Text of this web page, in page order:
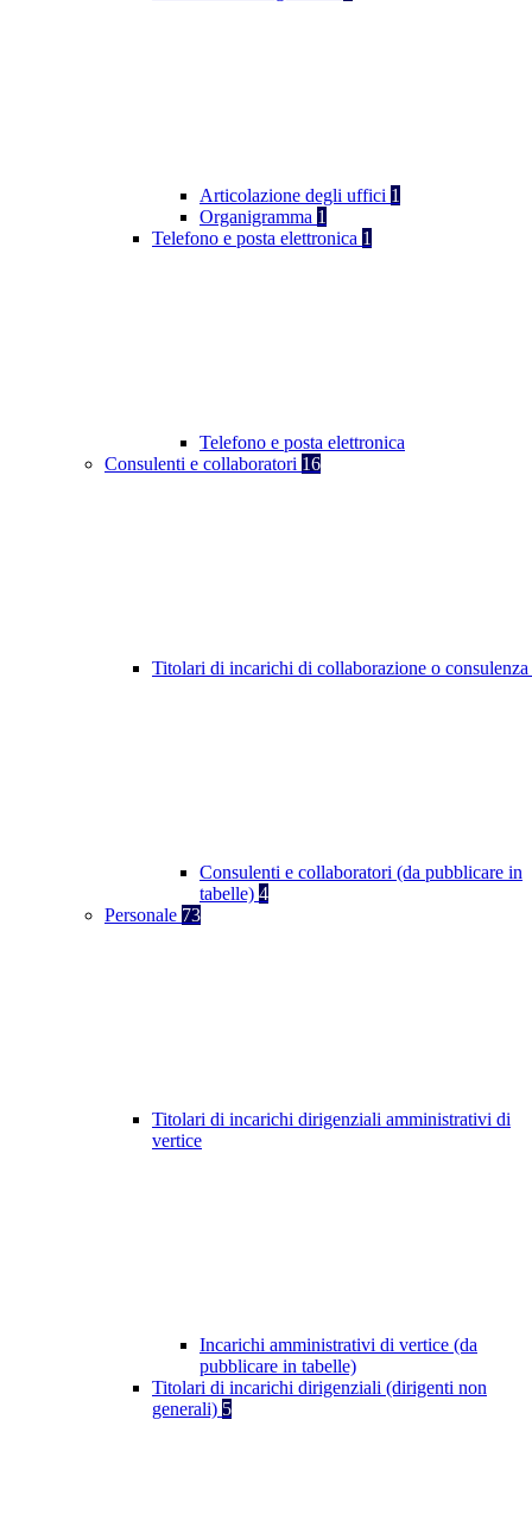
Articolazione degli uffici 1
Organigramma 1
Telefono e posta elettronica 1
Telefono e posta elettronica
Consulenti e collaboratori 16
Titolari di incarichi di collaborazione o consulenza
Consulenti e collaboratori (da pubblicare in
tabelle) 4
Personale 73
Titolari di incarichi dirigenziali amministrativi di
vertice
Incarichi amministrativi di vertice (da
pubblicare in tabelle)
Titolari di incarichi dirigenziali (dirigenti non
generali) 5